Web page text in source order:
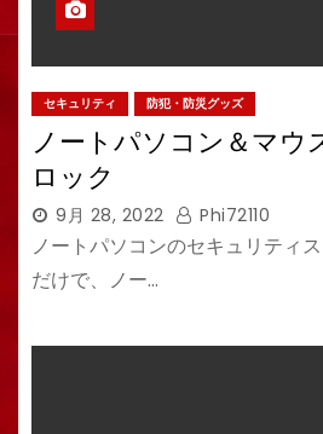
セキュリティ 防犯・防災グッズ
ノートパソコン＆マウ
ロック
9月 28, 2022 Phi72110
ノートパソコンのセキュリティ
だけで、ノー…